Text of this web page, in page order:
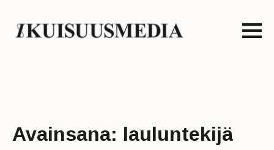
Avainsana: lauluntekijä